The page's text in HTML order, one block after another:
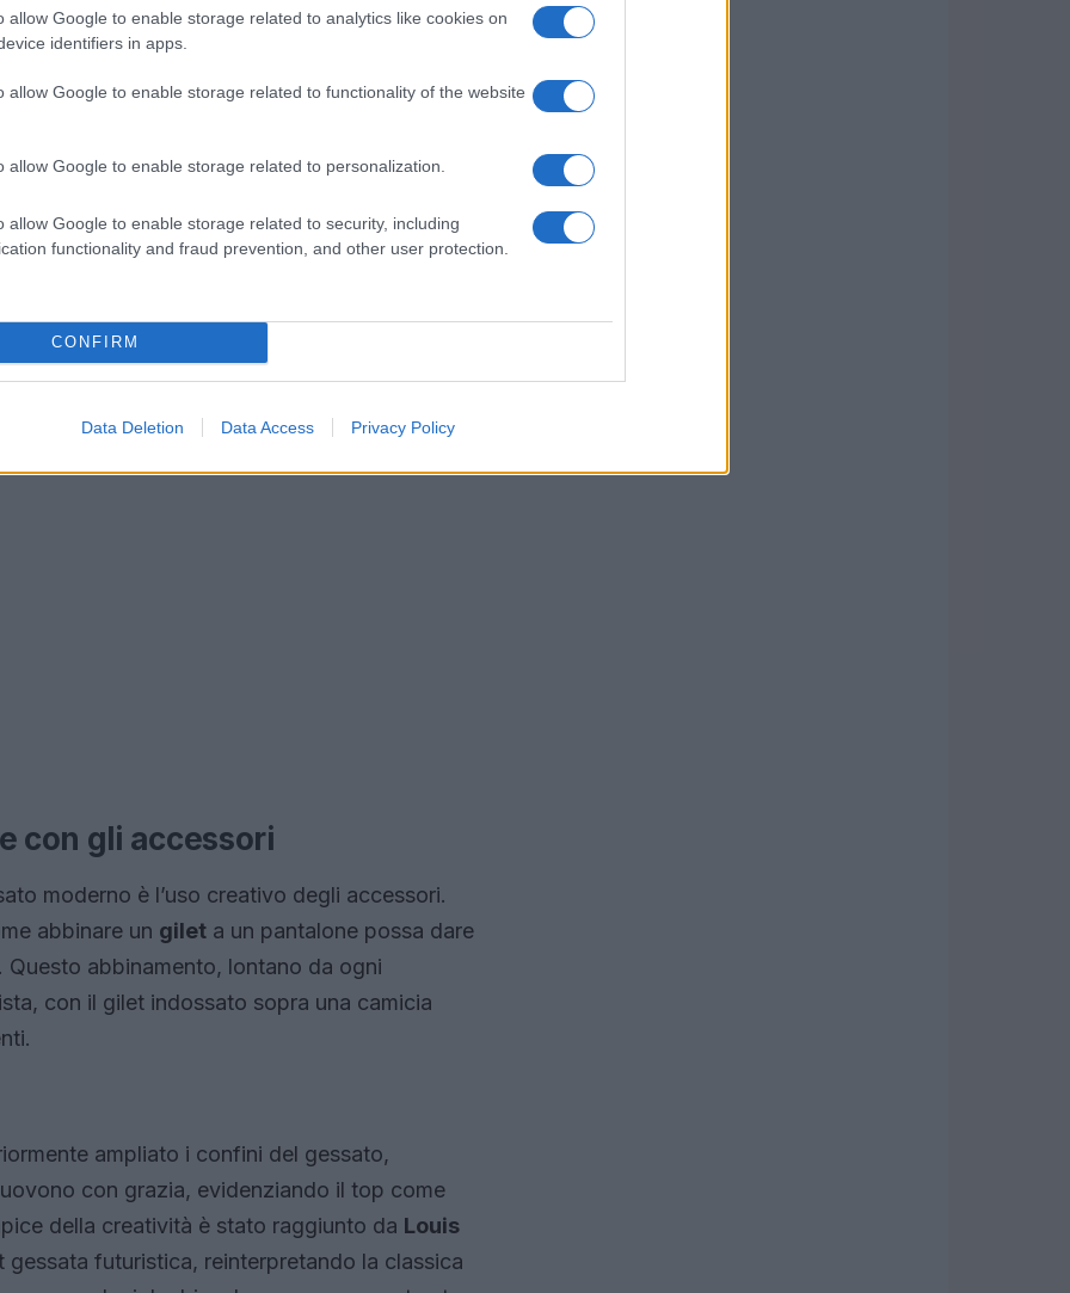
allow Google to enable storage related to analytics like cookies on
identifiers in apps.
allow Google to enable storage related to functionality of the website
allow Google to enable storage related to personalization.
allow Google to enable storage related to security, including
functionality and fraud prevention, and other user protection.
CONFIRM
Data Deletion Data Access Privacy Policy
e personalità. Questo look esprime una
sua originalità è quella diUma Wang, dove il
tessuti leggeri che fluiscono e si adagiano
creano un effetto cocoon, accentuato da
perfettamente in sintonia con dettagli
la profondità del grigio.
con gli accessori
moderno è l’uso creativo degli accessori.
abbinare un gilet a un pantalone possa dare
abbinamento, lontano da ogni
con il gilet indossato sopra una camicia
ampliato i confini del gessato,
con grazia, evidenziando il top come
della creatività è stato raggiunto da Louis
futuristica, reinterpretando la classica